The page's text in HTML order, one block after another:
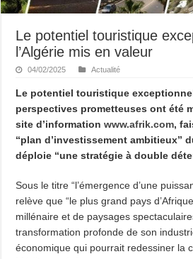
Le potentiel touristique
l’Algérie mis en valeur
04/02/2025 Actualité
Le potentiel touristique
perspectives prometteuses ont été
site d’informationwww.afrik.com,
“plan d’investissement ambitieux”
déploie “une stratégie à double
Sous le titre “l’émergence d’une
relève que “le plus grand pays
millénaire et de paysages
transformation profonde de son
économique qui pourrait redessiner la